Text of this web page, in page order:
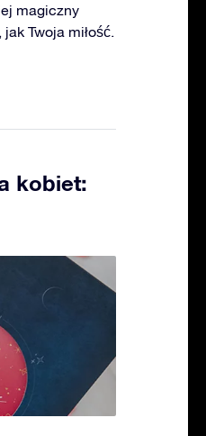
magiczny
Twoja miłość.
kobiet: